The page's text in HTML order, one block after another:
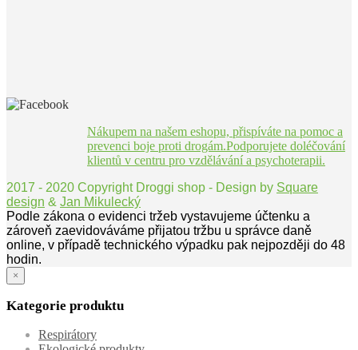
Nákupem na našem eshopu, přispíváte na pomoc a
prevenci boje proti drogám.Podporujete doléčování
klientů v centru pro vzdělávání a psychoterapii.
2017 - 2020 Copyright Droggi shop - Design by Square
design & Jan Mikulecký
Podle zákona o evidenci tržeb vystavujeme účtenku a
zároveň zaevidováváme přijatou tržbu u správce daně
online, v případě technického výpadku pak nejpozději do 48
hodin.
×
Kategorie produktu
Respirátory